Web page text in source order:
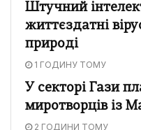
Штучний
життєздатні
природі
1 ГОДИНУ ТОМУ
У секторі Гази
миротворців із
2 ГОДИНИ ТОМУ